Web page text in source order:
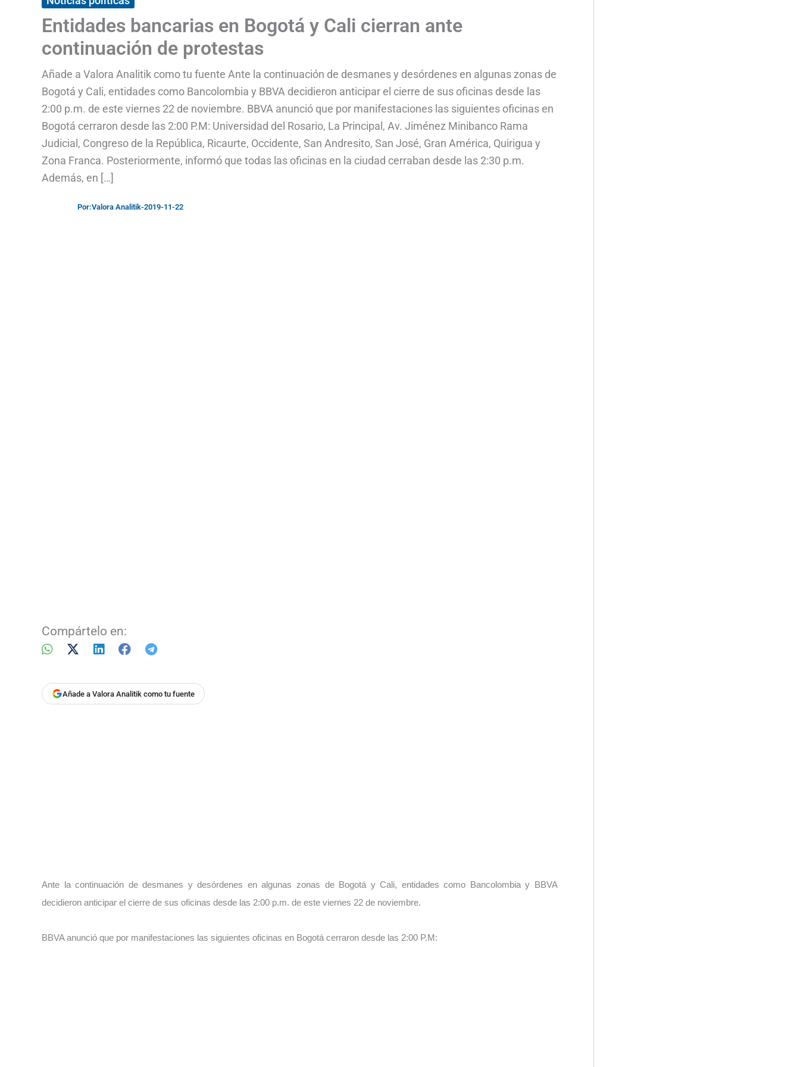
Entidades bancarias en Bogotá y Cali cierran ante
continuación de protestas
Añade a Valora Analitik como tu fuente Ante la continuación de desmanes y desórdenes en algunas zonas de
Bogotá y Cali, entidades como Bancolombia y BBVA decidieron anticipar el cierre de sus oficinas desde las
2:00 p.m. de este viernes 22 de noviembre. BBVA anunció que por manifestaciones las siguientes oficinas en
Bogotá cerraron desde las 2:00 P.M: Universidad del Rosario, La Principal, Av. Jiménez Minibanco Rama
Judicial, Congreso de la República, Ricaurte, Occidente, San Andresito, San José, Gran América, Quirigua y
Zona Franca. Posteriormente, informó que todas las oficinas en la ciudad cerraban desde las 2:30 p.m.
Además, en […]
Por:Valora Analitik-2019-11-22
Compártelo en:
Añade a Valora Analitik como tu fuente
Ante la continuación de desmanes y desórdenes en algunas zonas de Bogotá y Cali, entidades como Bancolombia y BBVA
decidieron anticipar el cierre de sus oficinas desde las 2:00 p.m. de este viernes 22 de noviembre.
BBVA anunció que por manifestaciones las siguientes oficinas en Bogotá cerraron desde las 2:00 P.M: